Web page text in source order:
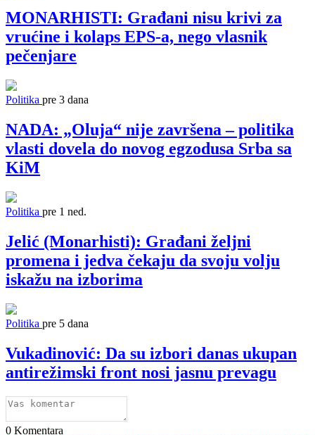
MONARHISTI: Građani nisu krivi za
vrućine i kolaps EPS-a, nego vlasnik
pečenjare
Politika pre 3 dana
NADA: „Oluja“ nije završena – politika
vlasti dovela do novog egzodusa Srba sa
KiM
Politika pre 1 ned.
Jelić (Monarhisti): Građani željni
promena i jedva čekaju da svoju volju
iskažu na izborima
Politika pre 5 dana
Vukadinović: Da su izbori danas ukupan
antirežimski front nosi jasnu prevagu
0 Komentara